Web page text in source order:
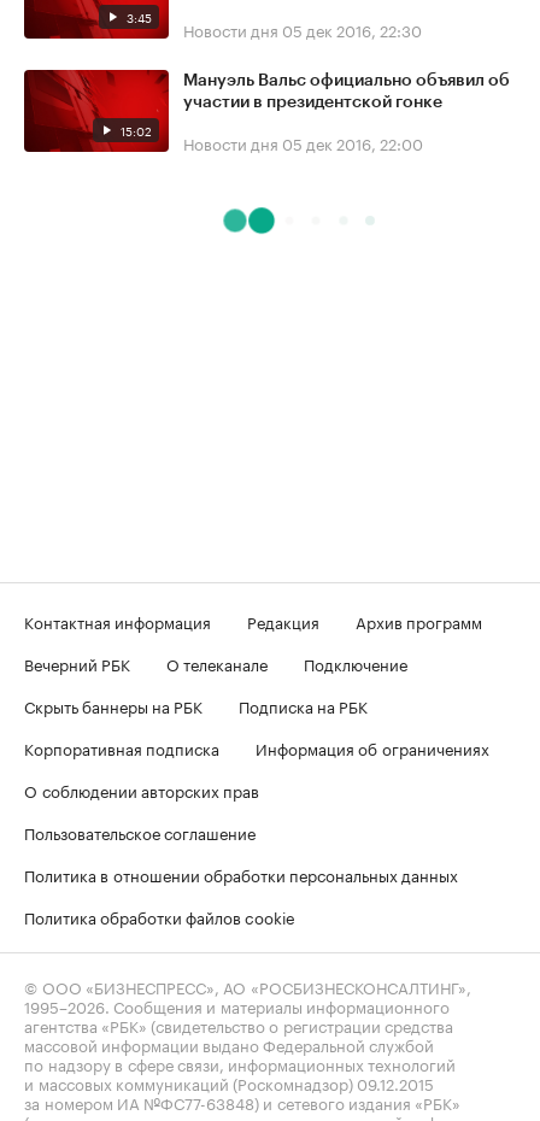
3:45 Новости дня 05 дек 2016, 22:30
15:02
Мануэль Вальс официально объявил об
участии в президентской гонке
Новости дня 05 дек 2016, 22:00
Контактная информация Редакция
Архив программ
Вечерний РБК
О телеканале
Подключение
Скрыть баннеры на РБК
Подписка на РБК
Корпоративная подписка
Информация об ограничениях
О соблюдении авторских прав
Пользовательское соглашение
Политика в отношении обработки персональных данных
Политика обработки файлов cookie
© ООО «БИЗНЕСПРЕСС», АО «РОСБИЗНЕСКОНСАЛТИНГ»,
1995–2026. Сообщения и материалы информационного
агентства «РБК» (свидетельство о регистрации средства
массовой информации выдано Федеральной службой
по надзору в сфере связи, информационных технологий
и массовых коммуникаций (Роскомнадзор) 09.12.2015
за номером ИА №ФС77-63848) и сетевого издания «РБК»